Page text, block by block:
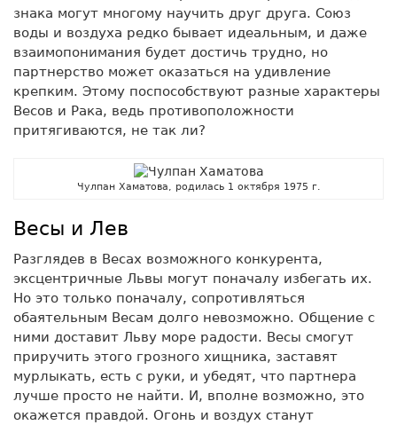
знака могут многому научить друг друга. Союз
воды и воздуха редко бывает идеальным, и даже
взаимопонимания будет достичь трудно, но
партнерство может оказаться на удивление
крепким. Этому поспособствуют разные характеры
Весов и Рака, ведь противоположности
притягиваются, не так ли?
Чулпан Хаматова, родилась 1 октября 1975 г.
Весы и Лев
Разглядев в Весах возможного конкурента,
эксцентричные Львы могут поначалу избегать их.
Но это только поначалу, сопротивляться
обаятельным Весам долго невозможно. Общение с
ними доставит Льву море радости. Весы смогут
приручить этого грозного хищника, заставят
мурлыкать, есть с руки, и убедят, что партнера
лучше просто не найти. И, вполне возможно, это
окажется правдой. Огонь и воздух станут